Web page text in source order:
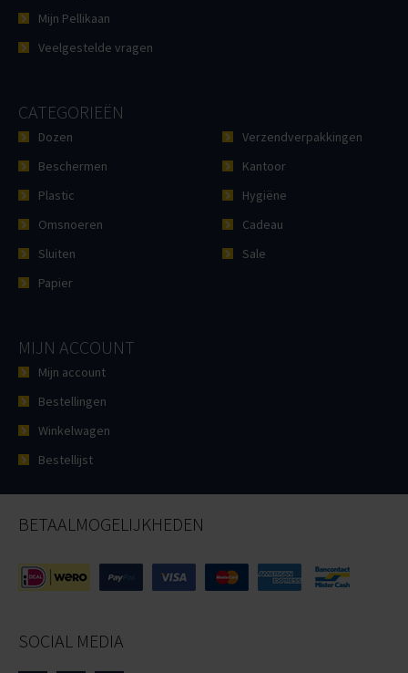
Mijn Pellikaan
Veelgestelde vragen
CATEGORIEËN
Dozen
Beschermen
Plastic
Omsnoeren
Sluiten
Papier
Verzendverpakkingen
Kantoor
Hygiëne
Cadeau
Sale
MIJN ACCOUNT
Mijn account
Bestellingen
Winkelwagen
Bestellijst
BETAALMOGELIJKHEDEN
SOCIAL MEDIA